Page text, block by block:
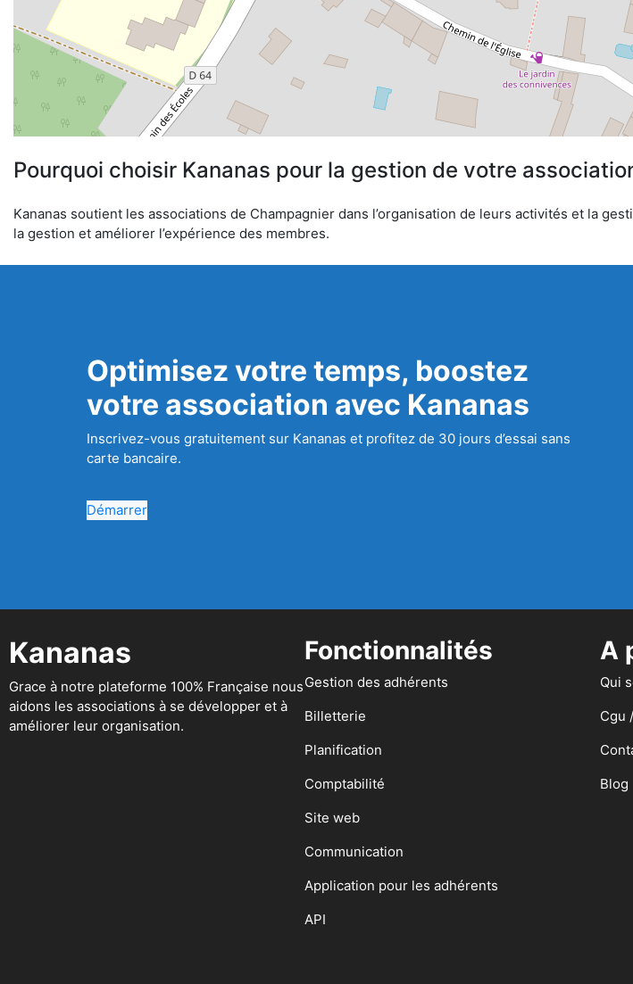
Pourquoi choisir Kananas pour la gestion de votre
Kananas soutient les associations de Champagnier dans l’organisation de leurs activités et la
la gestion et améliorer l’expérience des membres.
Optimisez votre temps, boostez
votre association avec Kananas
Inscrivez-vous gratuitement sur Kananas et profitez de 30 jours d’essai sans
carte bancaire.
Démarrer
Kananas
Grace à notre plateforme 100% Française nous
aidons les associations à se développer et à
améliorer leur organisation.
Fonctionnalités
Gestion des adhérents
Billetterie
Planification
Comptabilité
Site web
Communication
Application pour les adhérents
API
A
Qui
Cgu
Blog